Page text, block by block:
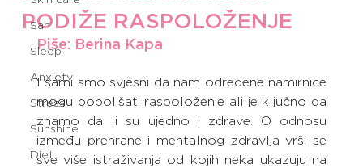
San
Sleep
Anxiety
Stress
Sunshine
Diet
PODIŽE RASPOLOŽENJE
Piše: Berina Kapa
I sami smo svjesni da nam određene namirnice
mogu poboljšati raspoloženje ali je ključno da
znamo da li su ujedno i zdrave. O odnosu
između prehrane i mentalnog zdravlja vrši se
sve više istraživanja od kojih neka ukazuju na